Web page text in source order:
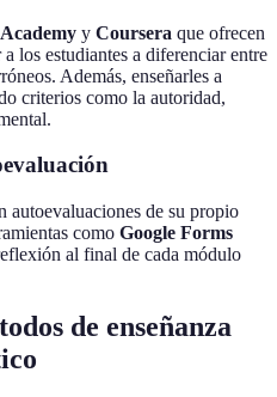
y Coursera que ofrecen
los estudiantes a diferenciar entre
Además, enseñarles a
criterios como la autoridad,
autoevaluaciones de su propio
como Google Forms
al final de cada módulo
de enseñanza